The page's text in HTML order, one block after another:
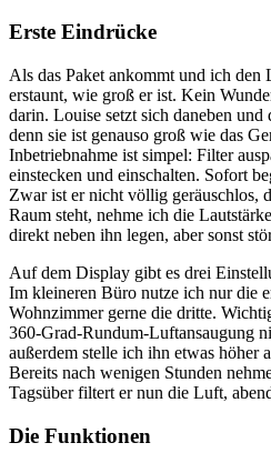
Erste Eindrücke
Als das Paket ankommt und ich den
erstaunt, wie groß er ist. Kein
darin. Louise setzt sich daneben und
denn sie ist genauso groß wie das
Inbetriebnahme ist simpel: Filter
einstecken und einschalten. Sofort
Zwar ist er nicht völlig geräuschlos,
Raum steht, nehme ich die
direkt neben ihn legen, aber sonst
Auf dem Display gibt es drei
Im kleineren Büro nutze ich nur die
Wohnzimmer gerne die dritte.
360-Grad-Rundum-Luftansaugung
außerdem stelle ich ihn etwas höher
Bereits nach wenigen Stunden
Tagsüber filtert er nun die Luft,
Die Funktionen